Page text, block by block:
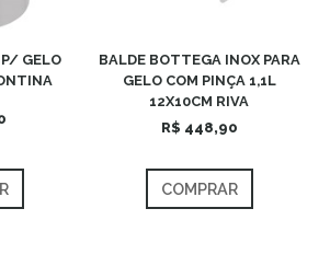
P/ GELO
BALDE BOTTEGA INOX PARA
GELO COM PINÇA 1,1L
12X10CM RIVA
R$ 448,90
COMPRAR